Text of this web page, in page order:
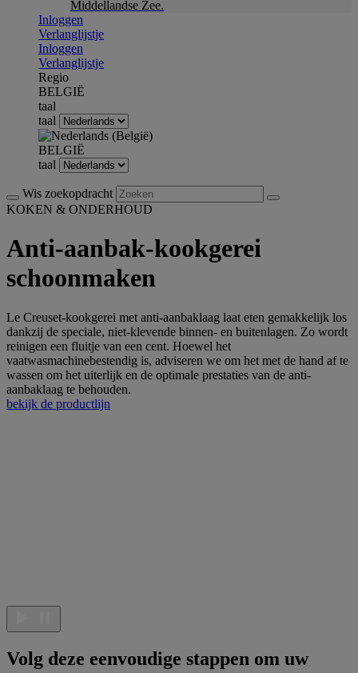
Middellandse Zee.
Inloggen
Verlanglijstje
Inloggen
Verlanglijstje
Regio
BELGIË
taal
taal
BELGIË
taal
Wis zoekopdracht
KOKEN & ONDERHOUD
Anti-aanbak-kookgerei
schoonmaken
Le Creuset-kookgerei met anti-aanbaklaag laat eten gemakkelijk los
dankzij de speciale, niet-klevende binnen- en buitenlagen. Zo wordt
reinigen een fluitje van een cent. Hoewel het
vaatwasmachinebestendig is, adviseren we om het met de hand af te
wassen om het uiterlijk en de optimale prestaties van de anti-
aanbaklaag te behouden.
bekijk de productlijn
Volg deze eenvoudige stappen om uw